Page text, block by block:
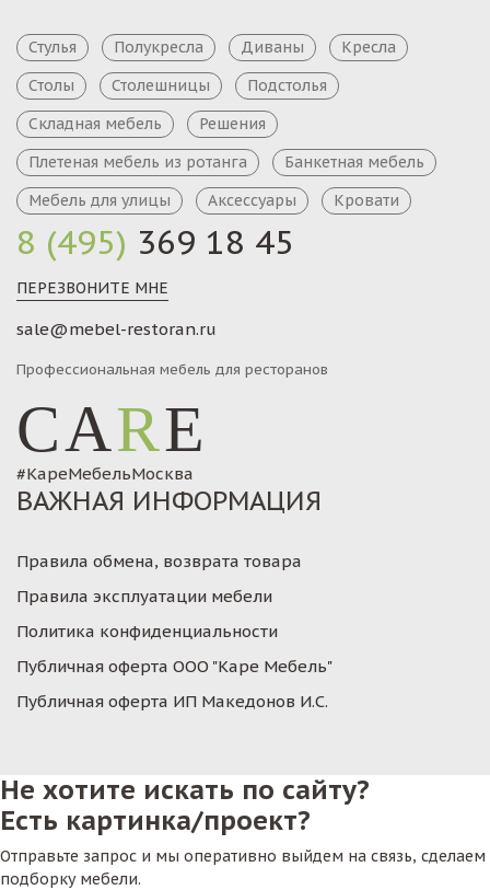
8 (495) 369 18 45
ПЕРЕЗВОНИТЕ МНЕ
sale@mebel-restoran.ru
Профессиональная мебель для ресторанов
CARE
#КареМебельМосква
Стулья Полукресла Диваны
Кресла
Столы
Столешницы
Подстолья
Складная мебель
Решения
Плетеная мебель из ротанга
Банкетная мебель
Мебель для улицы
Аксессуары Кровати
ВАЖНАЯ ИНФОРМАЦИЯ
Правила обмена, возврата товара
Правила эксплуатации мебели
Политика конфиденциальности
Публичная оферта ООО "Каре Мебель"
Публичная оферта ИП Македонов И.С.
Не хотите искать по сайту?
Есть картинка/проект?
Отправьте запрос и мы оперативно выйдем на связь, сделаем
подборку мебели.